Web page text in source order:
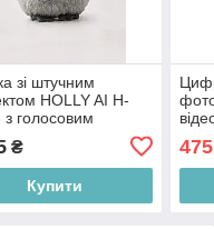
зі штучним
HOLLY AI H-
з голосовим
українською,
LED очима, сіра
₴
Купити
475